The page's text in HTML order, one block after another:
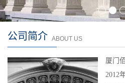
公司简介 ABOUT US
厦门
2012